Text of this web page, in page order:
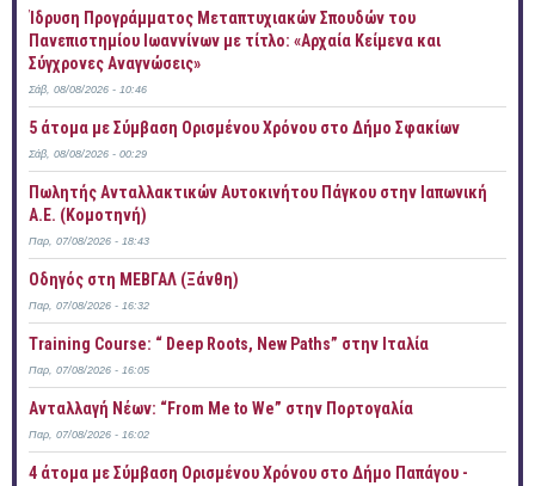
Ίδρυση Προγράμματος Μεταπτυχιακών Σπουδών του
Πανεπιστημίου Ιωαννίνων με τίτλο: «Αρχαία Κείμενα και
Σύγχρονες Αναγνώσεις»
Σάβ, 08/08/2026 - 10:46
5 άτομα με Σύμβαση Ορισμένου Χρόνου στο Δήμο Σφακίων
Σάβ, 08/08/2026 - 00:29
Πωλητής Ανταλλακτικών Αυτοκινήτου Πάγκου στην Ιαπωνική
Α.Ε. (Κομοτηνή)
Παρ, 07/08/2026 - 18:43
Οδηγός στη ΜΕΒΓΑΛ (Ξάνθη)
Παρ, 07/08/2026 - 16:32
Training Course: “ Deep Roots, New Paths” στην Ιταλία
Παρ, 07/08/2026 - 16:05
Ανταλλαγή Νέων: “From Me to We” στην Πορτογαλία
Παρ, 07/08/2026 - 16:02
4 άτομα με Σύμβαση Ορισμένου Χρόνου στο Δήμο Παπάγου -